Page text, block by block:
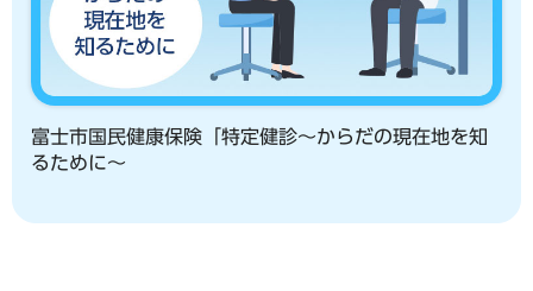
富士市国民健康保険「特定健診～からだの現在地を知
るために～